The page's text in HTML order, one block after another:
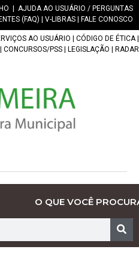
AJUDA AO USUÁRIO / PERGUNTAS
(FAQ)
V-LIBRAS FALE CONOSCO
AO USUÁRIO CÓDIGO DE ÉTICA|
CONCURSOS/PSS LEGISLAÇÃO RADAR
O QUE VOCÊ